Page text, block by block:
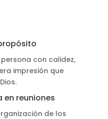
con calidez,
impresión que
en reuniones
de los